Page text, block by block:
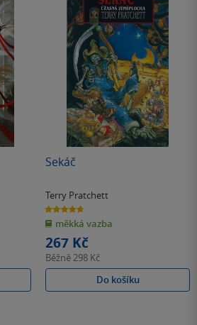
Sekáč
Terry Pratchett
4.7
z
5
hvězdiček
měkká vazba
267 Kč
Běžně298 Kč
Do košíku